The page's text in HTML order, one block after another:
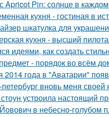
Apricot Pin: солнце в
кухня - гостиная в
шкатулка для
кухня - высший
идеями, как создать
- порядок во всём
2014 года в "Аватарии"
вновь меня
устроила настоящий
в небесно-голубом